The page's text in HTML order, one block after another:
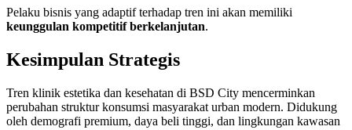
Pelaku bisnis yang adaptif terhadap tren ini akan memiliki
keunggulan kompetitif berkelanjutan.
Kesimpulan Strategis
Tren klinik estetika dan kesehatan di BSD City mencerminkan
perubahan struktur konsumsi masyarakat urban modern. Didukung
oleh demografi premium, daya beli tinggi, dan lingkungan kawasan